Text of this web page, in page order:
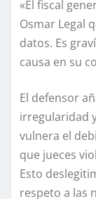
«El fiscal
Osmar Legal
datos. Es
causa en su
El defensor
irregularidad
vulnera el
que jueces
Esto
respeto a las